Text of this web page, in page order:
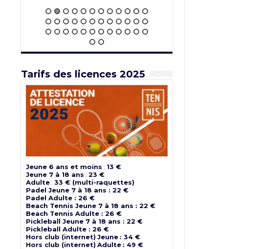
Tarifs des licences 2025
Jeune 6 ans et moins : 13 €
Jeune 7 à 18 ans : 23 €
Adulte: 33 € (multi-raquettes)
Padel Jeune 7 à 18 ans : 22 €
Padel Adulte : 26 €
Beach Tennis Jeune 7 à 18 ans : 22 €
Beach Tennis Adulte : 26 €
Pickleball Jeune 7 à 18 ans : 22 €
Pickleball Adulte : 26 €
Hors club (internet) Jeune : 34 €
Hors club (internet) Adulte : 49 €